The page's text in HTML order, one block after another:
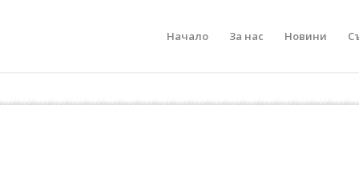
Начало За нас Новини